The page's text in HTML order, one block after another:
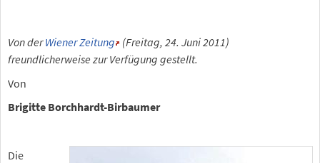
Von derWiener Zeitung (Freitag, 24. Juni 2011)
freundlicherweise zur Verfügung gestellt.
Von
Brigitte Borchhardt-Birbaumer
Die